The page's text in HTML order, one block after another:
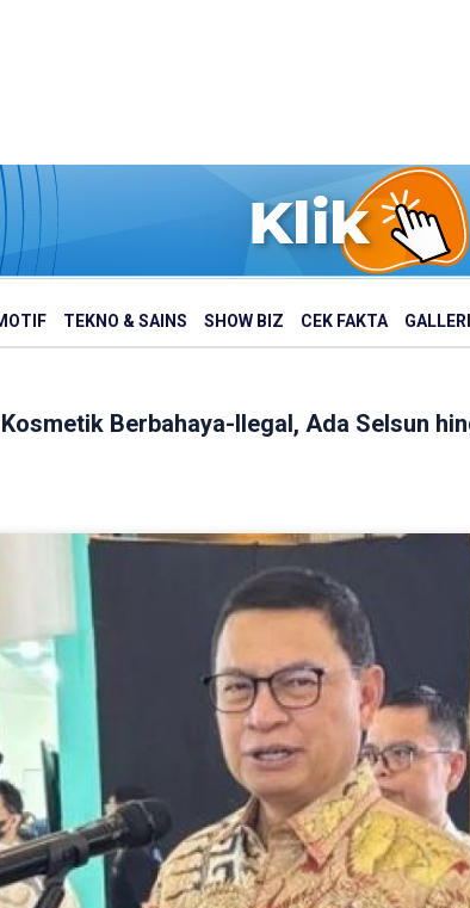
TEKNO & SAINS SHOW BIZ CEK FAKTA GALLERI
Berbahaya-Ilegal, Ada Selsun